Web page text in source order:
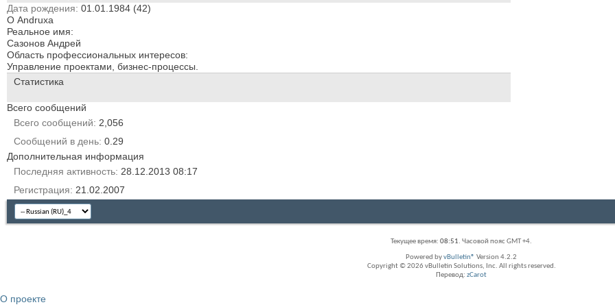
Дата рождения 01.01.1984 (42)
О Andruxa
Реальное имя:
Сазонов Андрей
Область профессиональных интересов:
Управление проектами, бизнес-процессы.
Статистика
Всего сообщений
Всего сообщений 2,056
Сообщений в день 0.29
Дополнительная информация
Последняя активность 28.12.2013 08:17
Регистрация 21.02.2007
Текущее время: 08:51. Часовой пояс GMT +4.
Powered byvBulletin® Version 4.2.2
Copyright © 2026 vBulletin Solutions, Inc. All rights reserved.
Перевод: zCarot
О проекте